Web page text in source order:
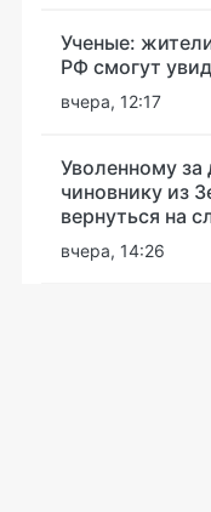
Ученые:
РФ смогут
вчера, 12:17
Уволенному за
чиновнику из
вернуться на
вчера, 14:26